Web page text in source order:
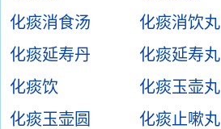
化痰消食汤
化痰消饮丸
化痰延寿丹
化痰延寿丸
化痰饮
化痰玉壶丸
化痰玉壶圆
化痰止嗽丸